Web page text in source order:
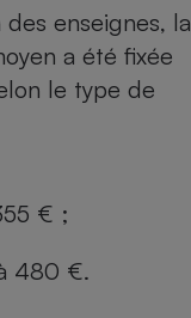
enseignes, la
a été fixée
le type de
€ ;
480 €.